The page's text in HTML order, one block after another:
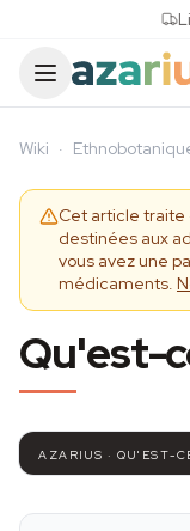
Wiki ·
Cet article traite
destinées aux
vous avez une
médicaments.
Qu'est-
AZARIUS · QU'EST-